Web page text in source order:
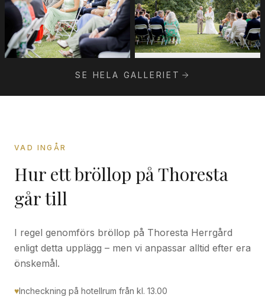
SE HELA GALLERIET
VAD INGÅR
Hur ett bröllop på Thoresta
går till
I regel genomförs bröllop på Thoresta Herrgård
enligt detta upplägg – men vi anpassar alltid efter era
önskemål.
♥Incheckning på hotellrum från kl. 13.00